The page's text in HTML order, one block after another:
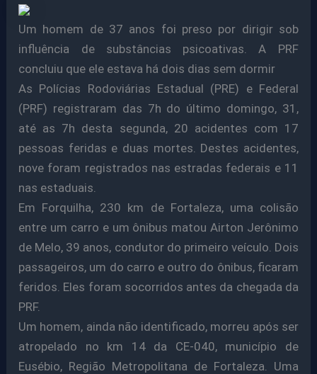
Um homem de 37 anos foi preso por dirigir sob
influência de substâncias psicoativas. A PRF
concluiu que ele estava há dois dias sem dormir
As Polícias Rodoviárias Estadual (PRE) e Federal
(PRF) registraram das 7h do último domingo, 31,
até as 7h desta segunda, 20 acidentes com 17
pessoas feridas e duas mortes. Destes acidentes,
nove foram registrados nas estradas federais e 11
nas estaduais.
Em Forquilha, 230 km de Fortaleza, uma colisão
entre um carro e um ônibus matou Airton Jerônimo
de Melo, 39 anos, condutor do primeiro veículo. Dois
passageiros, um do carro e outro do ônibus, ficaram
feridos. Eles foram socorridos antes da chegada da
PRF.
Um homem, ainda não identificado, morreu após ser
atropelado no km 14 da CE-040, município de
Eusébio, Região Metropolitana de Fortaleza. Uma